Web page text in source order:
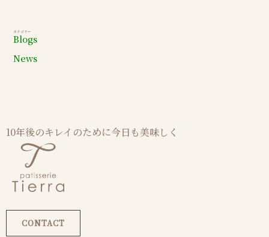
カテゴリー
Blogs
News
10年後のキレイのために今日も美味しく
CONTACT